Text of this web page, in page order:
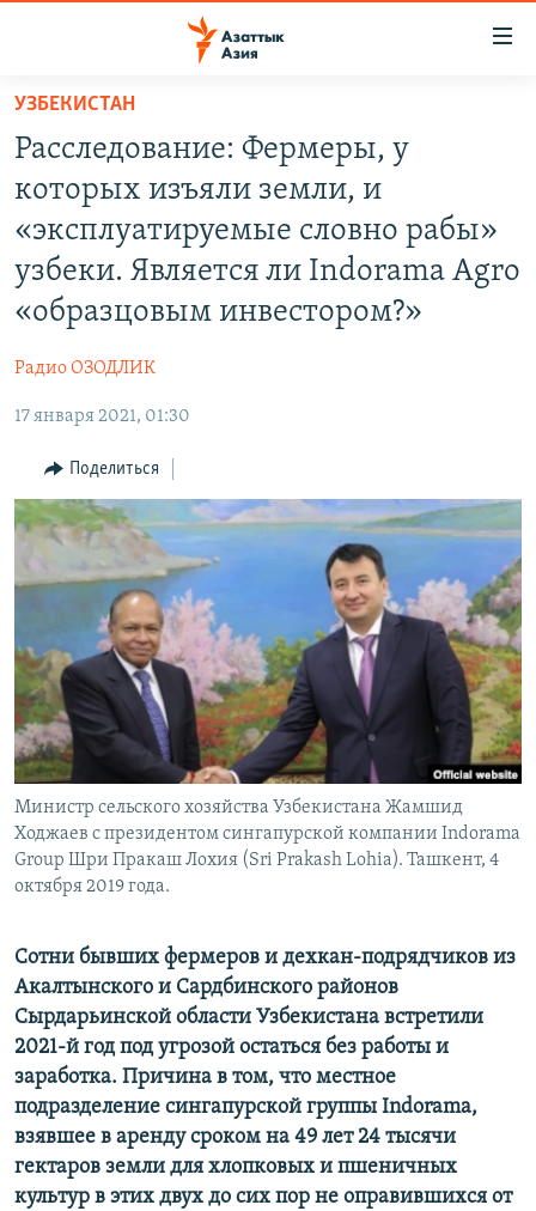
Вернуться
основному
содержанию
Вернутся
главной
навигации
Вернутся
УЗБЕКИСТАН
ТАДЖИКИСТАН
НОВОСТИ
ВОЙНА В УКРАИНЕ
НА ДРУГИХ ЯЗЫКАХ
ҚАЗАҚША
ТОҶИКӢ
TÜRKMENÇE
ПОДПИШИТЕСЬ НА НАС В СОЦСЕТЯХ
Все сайты РСЕ/РС
УЗБЕКИСТАН
Расследование: Фермеры, у
которых изъяли земли, и
«эксплуатируемые словно рабы»
узбеки. Является ли Indorama Agro
«образцовым инвестором?»
Радио ОЗОДЛИК
17 января 2021, 01:30
Поделиться
Министр сельского хозяйства Узбекистана Жамшид
Ходжаев с президентом сингапурской компании Indorama
Group Шри Пракаш Лохия (Sri Prakash Lohia). Ташкент, 4
октября 2019 года.
Сотни бывших фермеров и дехкан-подрядчиков из
Акалтынского и Сардбинского районов
Сырдарьинской области Узбекистана встретили
2021-й год под угрозой остаться без работы и
заработка. Причина в том, что местное
подразделение сингапурской группы Indorama,
взявшее в аренду сроком на 49 лет 24 тысячи
гектаров земли для хлопковых и пшеничных
культур в этих двух до сих пор не оправившихся от